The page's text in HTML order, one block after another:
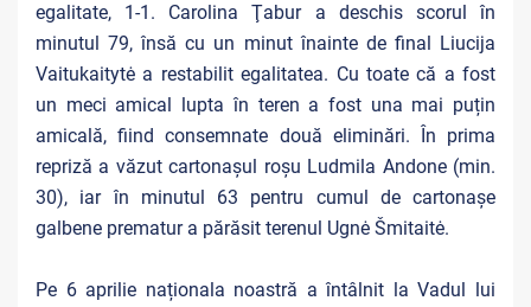
egalitate, 1-1. Carolina Ţabur a deschis scorul în
minutul 79, însă cu un minut înainte de final Liucija
Vaitukaitytė a restabilit egalitatea. Cu toate că a fost
un meci amical lupta în teren a fost una mai puțin
amicală, fiind consemnate două eliminări. În prima
repriză a văzut cartonașul roșu Ludmila Andone (min.
30), iar în minutul 63 pentru cumul de cartonaşe
galbene prematur a părăsit terenul Ugnė Šmitaitė.
Pe 6 aprilie naționala noastră a întâlnit la Vadul lui